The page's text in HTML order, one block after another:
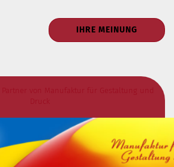
IHRE MEINUNG